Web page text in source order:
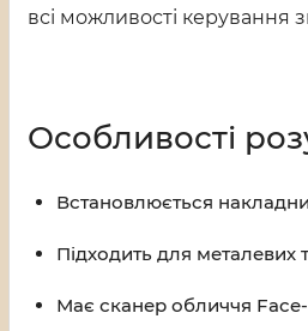
всі можливості керування
Особливості
Встановлюється
Підходить для металевих
Має сканер обличчя